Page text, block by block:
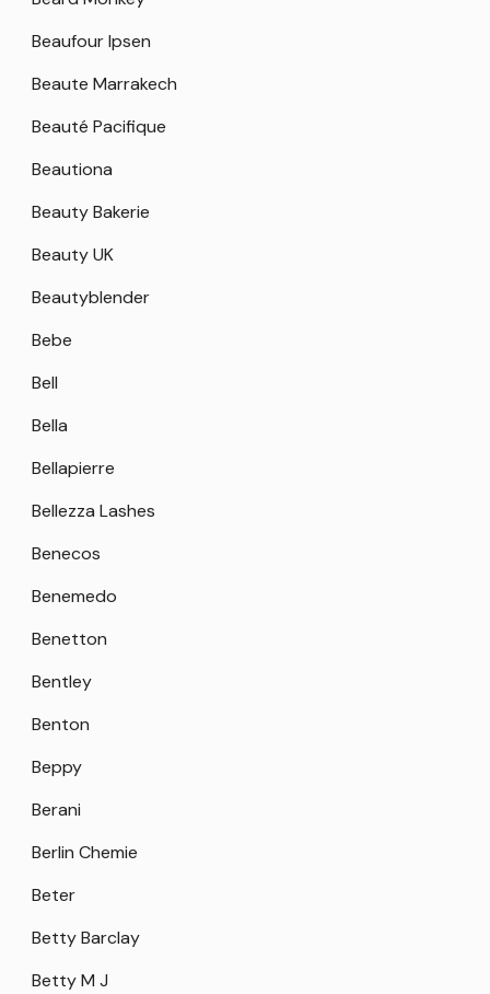
Beaufour Ipsen
Beaute Marrakech
Beauté Pacifique
Beautiona
Beauty Bakerie
Beauty UK
Beautyblender
Bebe
Bell
Bella
Bellapierre
Bellezza Lashes
Benecos
Benemedo
Benetton
Bentley
Benton
Beppy
Berani
Berlin Chemie
Beter
Betty Barclay
Betty M J